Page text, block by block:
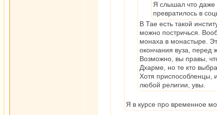
Я слышал что даже
превратилось в
В Тае есть такой
можно постричься.
монаха в монастыре.
окончания вуза, перед
Возможно, вы правы,
Дхарме, но те кто
Хотя приспособленцы,
любой религии, увы.
Я в курсе про временное